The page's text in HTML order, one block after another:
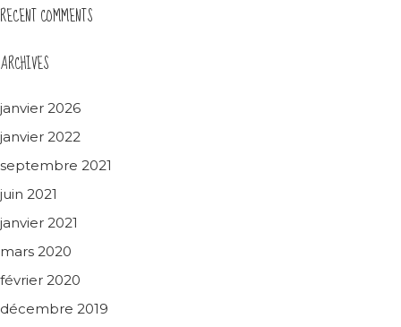
RECENT COMMENTS
ARCHIVES
janvier 2026
janvier 2022
septembre 2021
juin 2021
janvier 2021
mars 2020
février 2020
décembre 2019